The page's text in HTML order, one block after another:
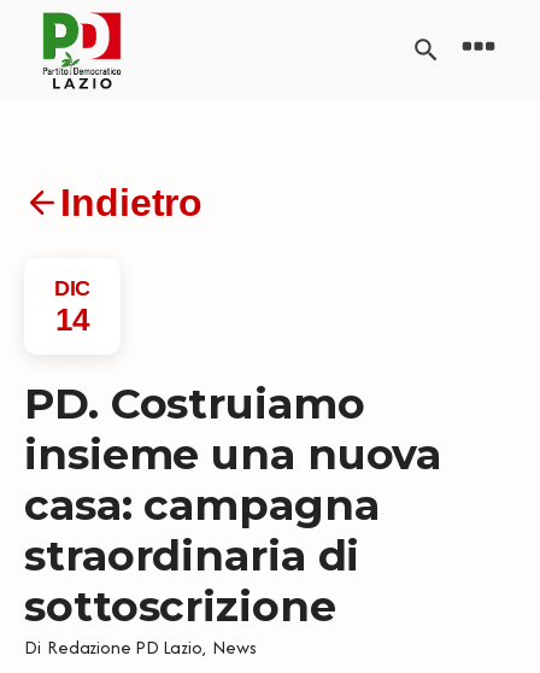
Indietro
DIC
14
PD. Costruiamo
insieme una nuova
casa: campagna
straordinaria di
sottoscrizione
Di Redazione PD Lazio, News